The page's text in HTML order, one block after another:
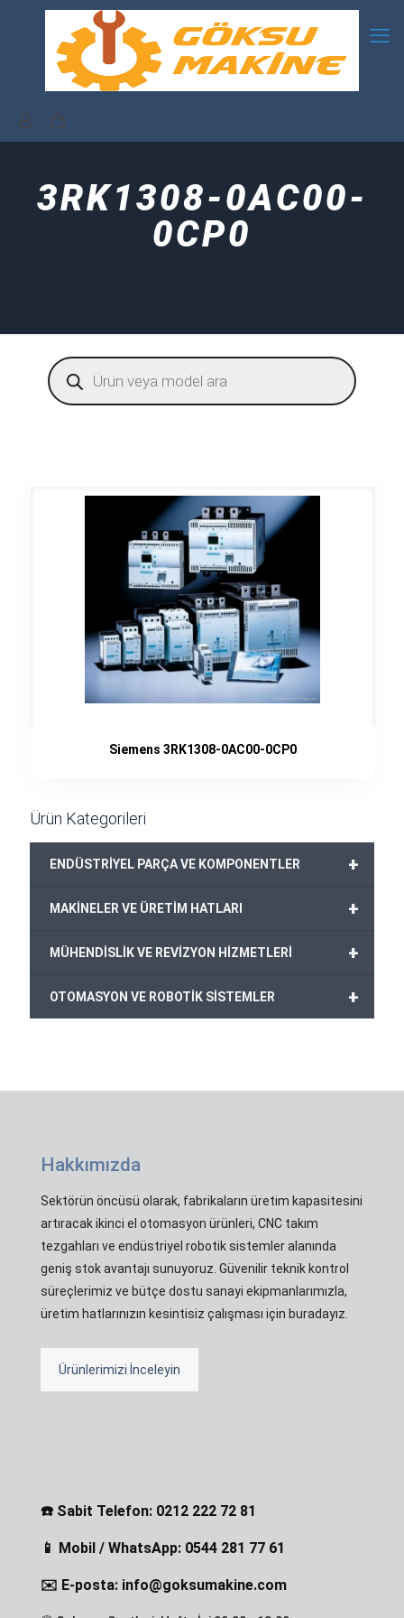
3RK1308-0AC00-
0CP0
Products
search
Siemens 3RK1308-0AC00-0CP0
Ürün Kategorileri
+
ENDÜSTRİYEL PARÇA VE KOMPONENTLER
+
MAKİNELER VE ÜRETİM HATLARI
+
MÜHENDİSLİK VE REVİZYON HİZMETLERİ
+
OTOMASYON VE ROBOTİK SİSTEMLER
Hakkımızda
Sektörün öncüsü olarak, fabrikaların üretim kapasitesini
artıracak ikinci el otomasyon ürünleri, CNC takım
tezgahları ve endüstriyel robotik sistemler alanında
geniş stok avantajı sunuyoruz. Güvenilir teknik kontrol
süreçlerimiz ve bütçe dostu sanayi ekipmanlarımızla,
üretim hatlarınızın kesintisiz çalışması için buradayız.
Ürünlerimizi İnceleyin
☎️ Sabit Telefon: 0212 222 72 81
📱 Mobil / WhatsApp: 0544 281 77 61
✉️ E-posta: info@goksumakine.com